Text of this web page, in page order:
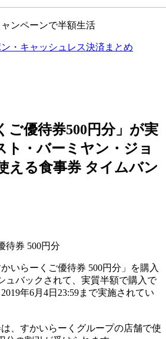
ンペーンで半額生活
・キャッシュレス決済まとめ
ご優待券500円分」が実
ト・バーミヤン・ジョ
える食事券 タイムバン
待券 500円分
いらーくご優待券 500円分」を購入
ュバックされて、実質半額で購入で
年6月4日23:59まで実施されてい
、すかいらーくグループの店舗で使